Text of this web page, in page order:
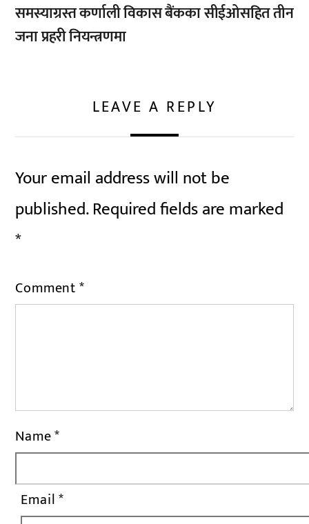
समस्याग्रस्त कर्णाली विकास बैंकका सीईओसहित तीन
जना प्रहरी नियन्त्रणमा
LEAVE A REPLY
Your email address will not be
published.Required fields are marked
*
Comment*
Name*
Email*